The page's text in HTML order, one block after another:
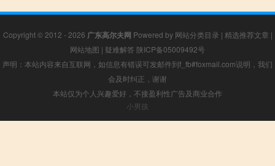
Copyright © 2012 - 2026 广东高尔夫网 Powered by 网站分类目录 | 精选推荐文章 |
网站地图 | 疑难解答 陕ICP备05009492号
声明：本站内容来自互联网，如信息有错误可发邮件到f_fb#foxmail.com说明，我们
会及时纠正，谢谢
本站仅为个人兴趣爱好，不接盈利性广告及商业合作
小男孩